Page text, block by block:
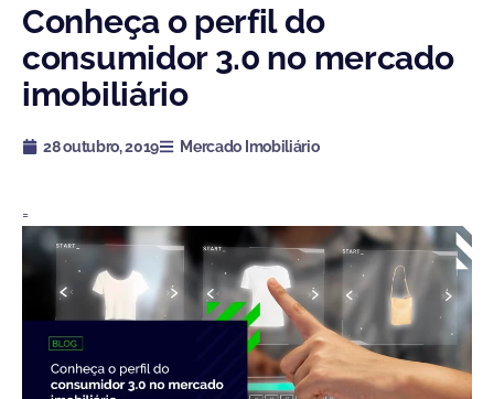
Conheça o perfil do
consumidor 3.0 no mercado
imobiliário
28 outubro, 2019 Mercado Imobiliário
=